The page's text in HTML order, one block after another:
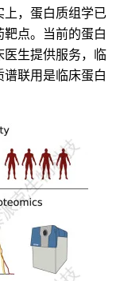
上，蛋白质组学已
点。当前的蛋白
医生提供服务，临
联用是临床蛋白